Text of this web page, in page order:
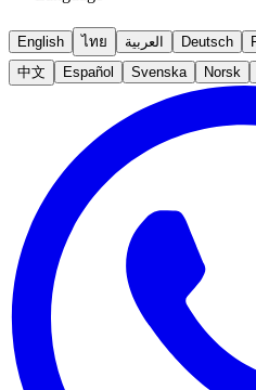
English ไทย العربية Deutsch
中文
Español Svenska Norsk